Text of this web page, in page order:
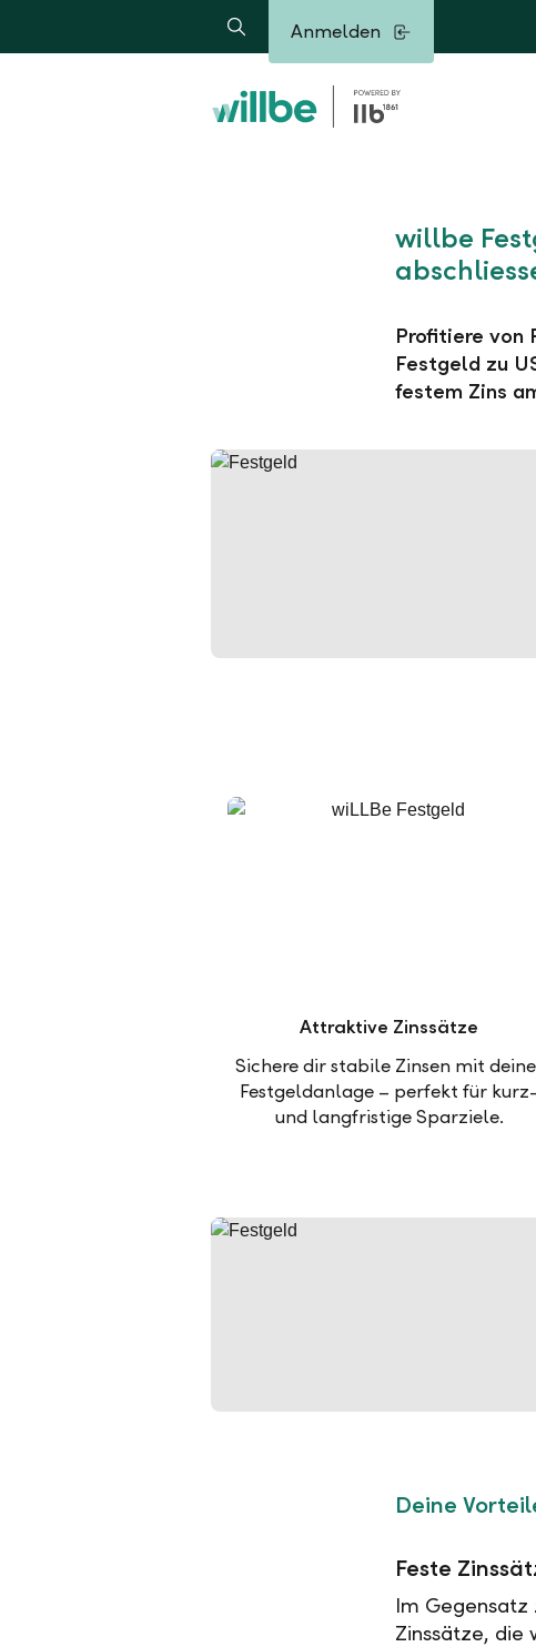
Suche Anmelden
willbe
Profitiere von
Festgeld zu
festem Zins
Attraktive Zinssätze
Sichere dir stabile Zinsen mit
Festgeldanlage – perfekt für kurz-
und langfristige Sparziele.
Deine
Feste
Im
Zinssätze, die